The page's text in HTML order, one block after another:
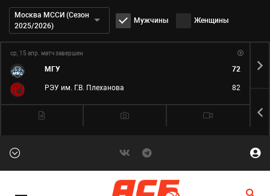
Дивизион:
Москва МССИ (Сезон
2025/2026)
Мужчины Женщины
ср, 15 апр. матч завершен
МГУ 72
РЭУ им. Г.В. Плеханова 82